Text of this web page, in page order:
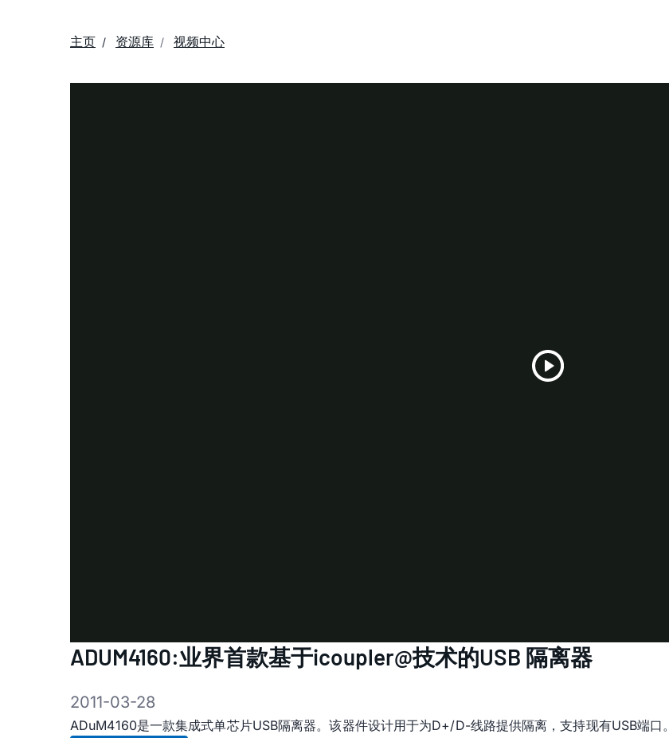
主页 资源库 视频中心
ADUM4160:业界首款基于icoupler@技术的USB 隔离器
2011-03-28
ADuM4160是一款集成式单芯片USB隔离器。该器件设计用于为D+/D-线路提供隔离，支持现有USB端口。